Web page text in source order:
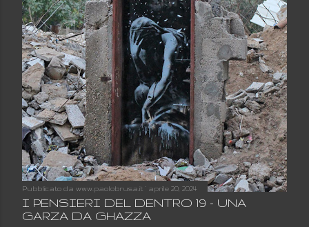
Pubblicato da www.paolobrusa.it aprile 20, 2024
I PENSIERI DEL DENTRO 19 - UNA
GARZA DA GHAZZA